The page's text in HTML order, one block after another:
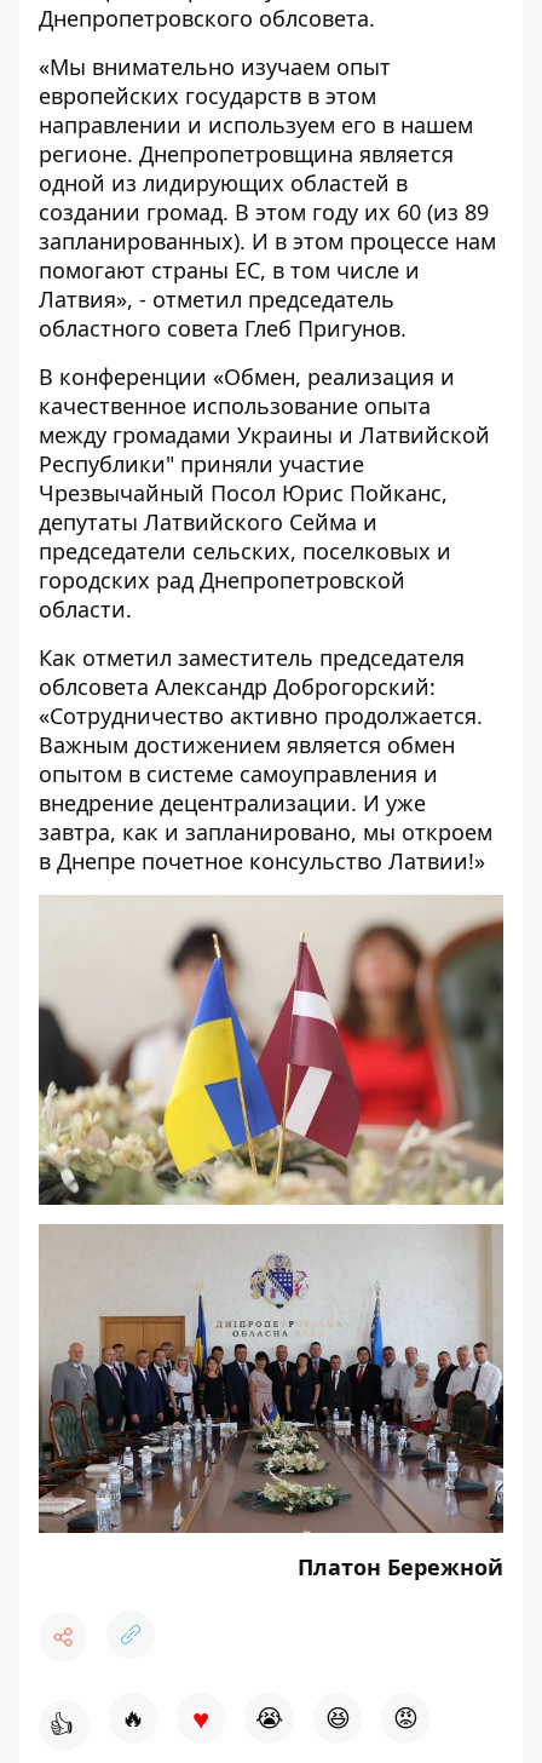
Днепропетровского облсовета.
«Мы внимательно изучаем опыт
европейских государств в этом
направлении и используем его в нашем
регионе. Днепропетровщина является
одной из лидирующих областей в
создании громад. В этом году их 60 (из 89
запланированных). И в этом процессе нам
помогают страны ЕС, в том числе и
Латвия», - отметил председатель
областного совета Глеб Пригунов.
В конференции «Обмен, реализация и
качественное использование опыта
между громадами Украины и Латвийской
Республики" приняли участие
Чрезвычайный Посол Юрис Пойканс,
депутаты Латвийского Сейма и
председатели сельских, поселковых и
городских рад Днепропетровской
области.
Как отметил заместитель председателя
облсовета Александр Доброгорский:
«Сотрудничество активно продолжается.
Важным достижением является обмен
опытом в системе самоуправления и
внедрение децентрализации. И уже
завтра, как и запланировано, мы откроем
в Днепре почетное консульство Латвии!»
Платон Бережной
👍 🔥 ♥ 😭 😆 😡